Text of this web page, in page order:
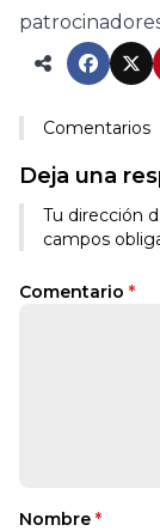
Comentarios
Deja una
Tu dirección
campos
Comentario *
Nombre *